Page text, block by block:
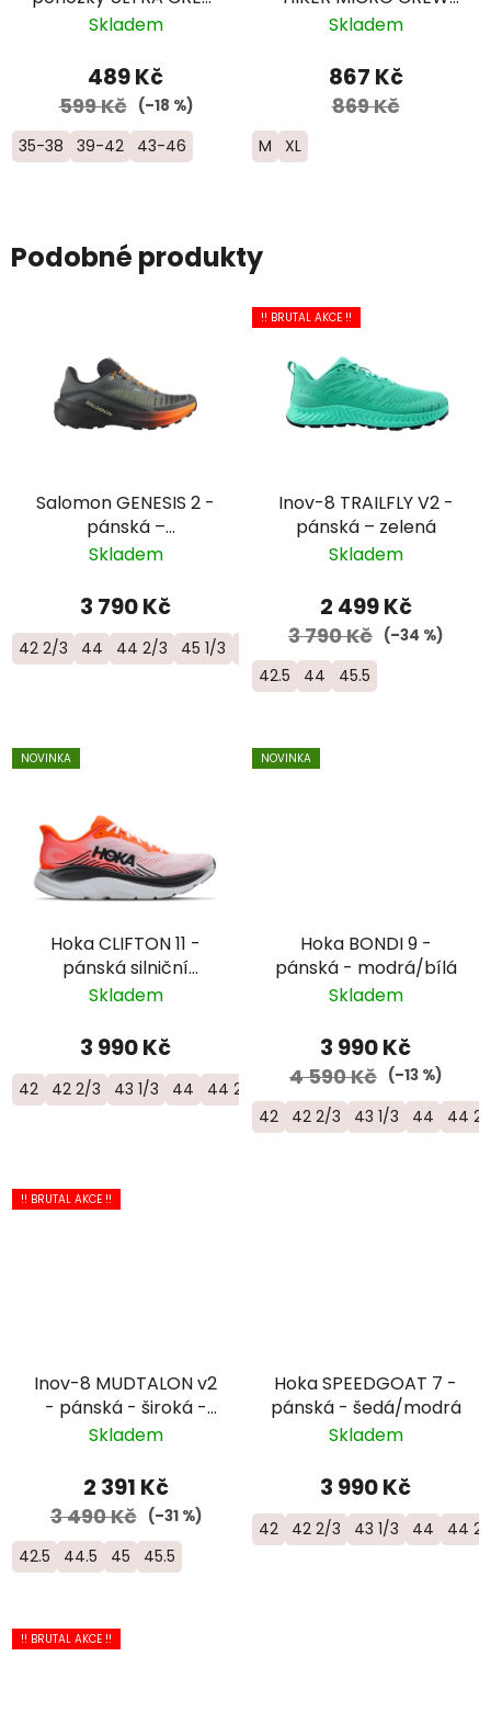
- žlutá/růžová
Skladem
489 Kč
599 Kč (–18 %)
35-38 39-42 43-46
Midweight Merino -
fialové
Skladem
867 Kč
869 Kč
M XL
Podobné produkty
Salomon GENESIS 2 -
pánská –
zelená/oranžová
Skladem
3 790 Kč
42 2/3 44 44 2/3 45 1/3 46 2/3
!! BRUTAL AKCE !!
Inov-8 TRAILFLY V2 -
pánská – zelená
Skladem
2 499 Kč
3 790 Kč (–34 %)
42.5 44 45.5
NOVINKA
Hoka CLIFTON 11 -
pánská silniční
objemová bota -
Skladem
3 990 Kč
42 42 2/3 43 1/3 44 44 2/3 45 1/3 46 46 2/3
NOVINKA
Hoka BONDI 9 -
pánská - modrá/bílá
Skladem
3 990 Kč
4 590 Kč (–13 %)
42 42 2/3 43 1/3 44 44
!! BRUTAL AKCE !!
Inov-8 MUDTALON v2
- pánská - široká -
modrá/černá
Skladem
2 391 Kč
3 490 Kč (–31 %)
42.5 44.5 45 45.5
Hoka SPEEDGOAT 7 -
pánská - šedá/modrá
Skladem
3 990 Kč
42 42 2/3 43 1/3 44 44
!! BRUTAL AKCE !!